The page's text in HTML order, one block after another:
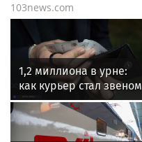
103news.com
1,2 миллиона в урне:
как курьер стал звеном
преступной цепочки в
Томске